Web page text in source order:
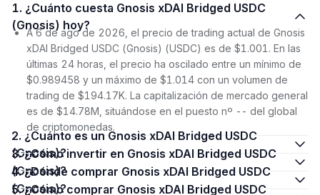
1. ¿Cuánto cuesta Gnosis xDAI Bridged USDC
(Gnosis) hoy?
A 6 de ago de 2026, el precio de trading actual de Gnosis
xDAI Bridged USDC (Gnosis) (USDC) es de $1.001. En las
últimas 24 horas, el precio ha oscilado entre un mínimo de
$0.989458 y un máximo de $1.014 con un volumen de
trading de $194.17K. La capitalización de mercado general
es de $14.78M, situándose en el puesto nº -- del global
de criptomonedas.
2. ¿Cuánto es un Gnosis xDAI Bridged USDC
(Gnosis)?
3. ¿Cómo invertir en Gnosis xDAI Bridged USDC
(Gnosis)?
4. ¿Dónde comprar Gnosis xDAI Bridged USDC
(Gnosis)?
5. ¿Cómo comprar Gnosis xDAI Bridged USDC